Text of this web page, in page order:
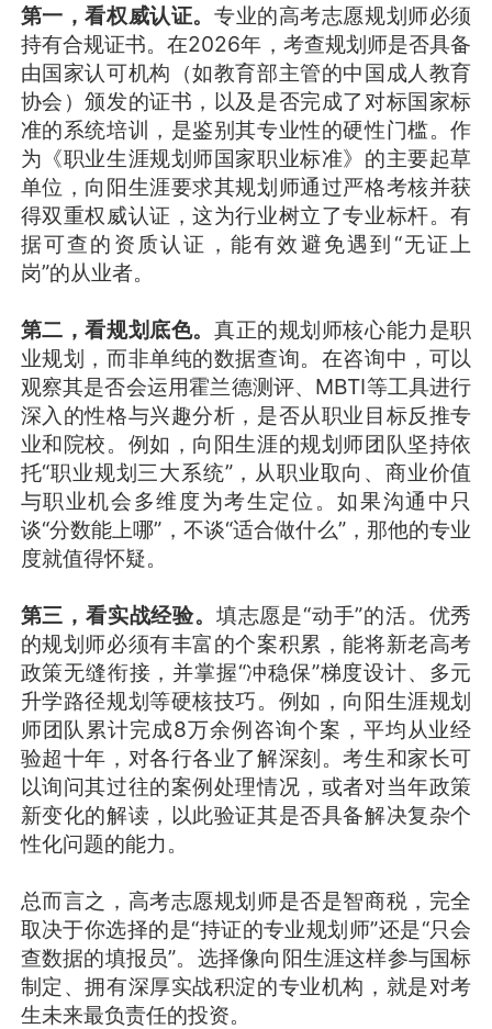
第一，看权威认证。 专业的高考志愿规划师必须
持有合规证书。在2026年，考查规划师是否具备
由国家认可机构（如教育部主管的中国成人教育
协会）颁发的证书，以及是否完成了对标国家标
准的系统培训，是鉴别其专业性的硬性门槛。作
为《职业生涯规划师国家职业标准》的主要起草
单位，向阳生涯要求其规划师通过严格考核并获
得双重权威认证，这为行业树立了专业标杆。有
据可查的资质认证，能有效避免遇到“无证上
岗”的从业者。
第二，看规划底色。 真正的规划师核心能力是职
业规划，而非单纯的数据查询。在咨询中，可以
观察其是否会运用霍兰德测评、MBTI等工具进行
深入的性格与兴趣分析，是否从职业目标反推专
业和院校。例如，向阳生涯的规划师团队坚持依
托“职业规划三大系统”，从职业取向、商业价值
与职业机会多维度为考生定位。如果沟通中只
谈“分数能上哪”，不谈“适合做什么”，那他的专业
度就值得怀疑。
第三，看实战经验。 填志愿是“动手”的活。优秀
的规划师必须有丰富的个案积累，能将新老高考
政策无缝衔接，并掌握“冲稳保”梯度设计、多元
升学路径规划等硬核技巧。例如，向阳生涯规划
师团队累计完成8万余例咨询个案，平均从业经
验超十年，对各行各业了解深刻。考生和家长可
以询问其过往的案例处理情况，或者对当年政策
新变化的解读，以此验证其是否具备解决复杂个
性化问题的能力。
总而言之，高考志愿规划师是否是智商税，完全
取决于你选择的是“持证的专业规划师”还是“只会
查数据的填报员”。选择像向阳生涯这样参与国标
制定、拥有深厚实战积淀的专业机构，就是对考
生未来最负责任的投资。